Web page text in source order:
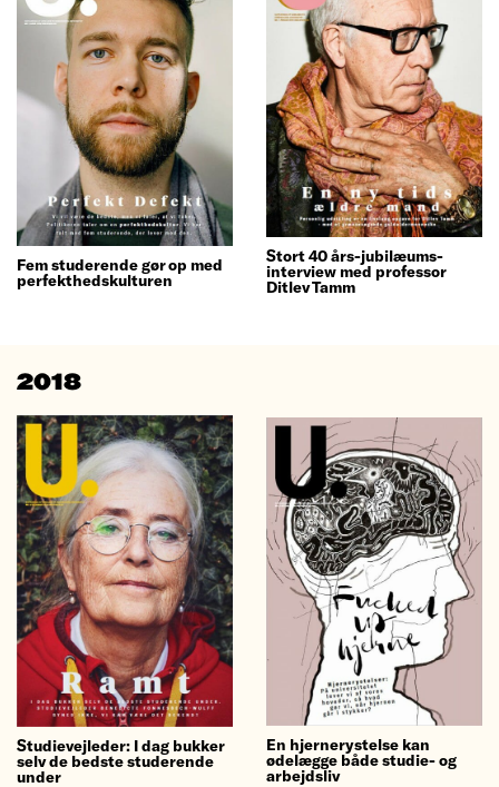
Fem studerende gør op med
perfekthedskulturen
Stort 40 års-jubilæums-
interview med professor
Ditlev Tamm
2018
Studievejleder: I dag bukker
selv de bedste studerende
under
En hjernerystelse kan
ødelægge både studie- og
arbejdsliv